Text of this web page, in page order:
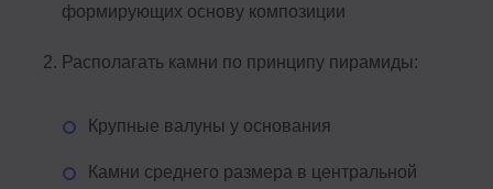
формирующих основу композиции
Располагать камни по принципу пирамиды:
Крупные валуны у основания
Камни среднего размера в центральной